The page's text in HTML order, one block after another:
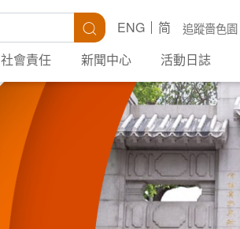
搜尋 追蹤嗇色園
ENG
简
社會責任 新聞中心 活動日誌